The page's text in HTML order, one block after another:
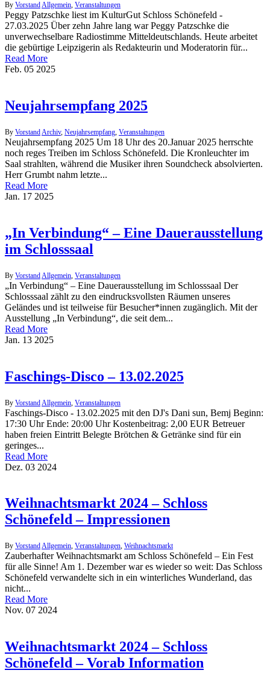
By VorstandAllgemein, Veranstaltungen
Peggy Patzschke liest im KulturGut Schloss Schönefeld -
27.03.2025 Über zehn Jahre lang war Peggy Patzschke die
unverwechselbare Radiostimme Mitteldeutschlands. Heute arbeitet
die gebürtige Leipzigerin als Redakteurin und Moderatorin für...
Read More
Feb. 05 2025
Neujahrsempfang 2025
By VorstandArchiv, Neujahrsempfang, Veranstaltungen
Neujahrsempfang 2025 Um 18 Uhr des 20.Januar 2025 herrschte
noch reges Treiben im Schloss Schönefeld. Die Kronleuchter im
Saal strahlten, während die Musiker ihren Soundcheck absolvierten.
Herr Grumbt nahm letzte...
Read More
Jan. 17 2025
„In Verbindung“ – Eine Dauerausstellung
im Schlosssaal
By Vorstand Allgemein Veranstaltungen
„In Verbindung“ – Eine Dauerausstellung im Schlosssaal Der
Schlosssaal zählt zu den eindrucksvollsten Räumen unseres
Geländes und ist teilweise für Besucher*innen zugänglich. Mit der
Ausstellung „In Verbindung“, die seit dem...
Read More
Jan. 13 2025
Faschings-Disco – 13.02.2025
By Vorstand Allgemein Veranstaltungen
Faschings-Disco - 13.02.2025 mit den DJ's Dani sun, Bemj Beginn:
17:30 Uhr Ende: 20:00 Uhr Kostenbeitrag: 2,00 EUR Betreuer
haben freien Eintritt Belegte Brötchen & Getränke sind für ein
geringes...
Read More
Dez. 03 2024
Weihnachtsmarkt 2024 – Schloss
Schönefeld – Impressionen
By VorstandAllgemein, Veranstaltungen, Weihnachtsmarkt
Zauberhafter Weihnachtsmarkt am Schloss Schönefeld – Ein Fest
für alle Sinne! Am 1. Dezember war es wieder so weit: Das Schloss
Schönefeld verwandelte sich in ein winterliches Wunderland, das
nicht...
Read More
Nov. 07 2024
Weihnachtsmarkt 2024 – Schloss
Schönefeld – Vorab Information